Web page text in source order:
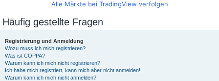
Alle Märkte bei TradingView verfolgen
Häufig gestellte Fragen
Registrierung und Anmeldung
Wozu muss ich mich registrieren?
Was ist COPPA?
Warum kann ich mich nicht registrieren?
Ich habe mich registriert, kann mich aber nicht anmelden!
Warum kann ich mich nicht anmelden?